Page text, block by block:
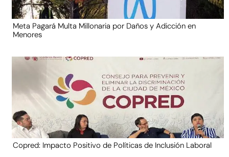
Meta Pagará Multa Millonaria por Daños y Adicción en
Menores
Copred: Impacto Positivo de Políticas de Inclusión Laboral